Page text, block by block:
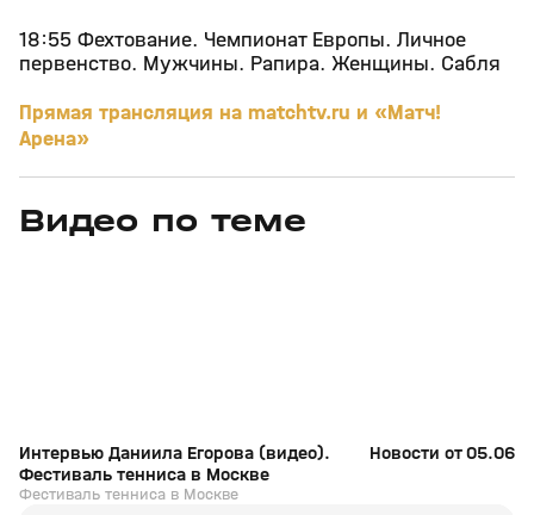
18:55 Фехтование. Чемпионат Европы. Личное
первенство. Мужчины. Рапира. Женщины. Сабля
Прямая трансляция на matchtv.ru и «Матч!
Арена»
Видео по теме
11 июл, 16:17
Интервью Даниила Егорова (видео).
Фестиваль тенниса в Москве
Фестиваль тенниса в Москве
Новости от